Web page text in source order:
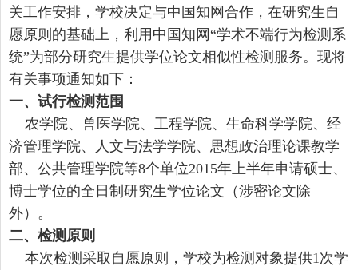
关工作安排，学校决定与中国知网合作，在研究生自
愿原则的基础上，利用中国知网“学术不端行为检测系
统”为部分研究生提供学位论文相似性检测服务。现将
有关事项通知如下：
一、试行检测范围
农学院、兽医学院、工程学院、生命科学学院、经
济管理学院、人文与法学学院、思想政治理论课教学
部、公共管理学院等8个单位2015年上半年申请硕士、
博士学位的全日制研究生学位论文（涉密论文除
外）。
二、检测原则
本次检测采取自愿原则，学校为检测对象提供1次学